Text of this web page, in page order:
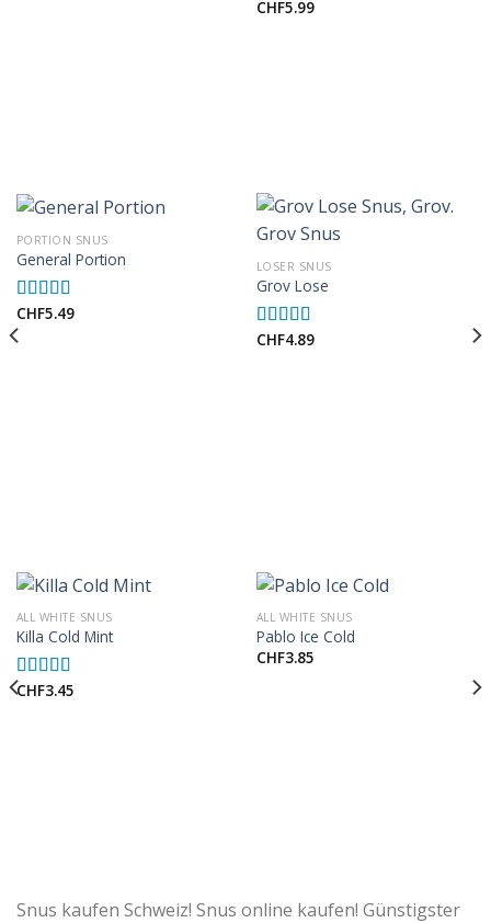
Rated5.00
CHF5.99
PORTION SNUS
General Portion
Rated5.00
out of 5
CHF5.49
LOSER SNUS
Grov Lose
Rated5.00
CHF4.89
ALL WHITE SNUS
Killa Cold Mint
Rated5.00
CHF3.45
ALL WHITE SNUS
Pablo Ice Cold
CHF3.85
Snus kaufen Schweiz! Snus online kaufen! Günstigster